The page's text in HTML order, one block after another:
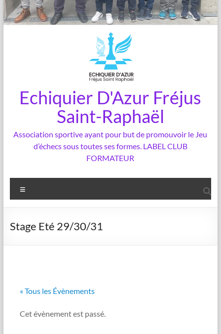
Echiquier D'Azur Fréjus
Saint-Raphaël
Association sportive ayant pour but de promouvoir le Jeu
d’échecs sous toutes ses formes. LABEL CLUB
FORMATEUR
Stage Eté 29/30/31
« Tous les Évènements
Cet évènement est passé.